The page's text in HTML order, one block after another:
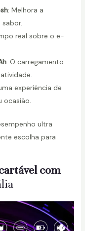
: Melhora a
real sobre o e-
: O carregamento
experiência de
ocasião.
ultra
escolha para
com